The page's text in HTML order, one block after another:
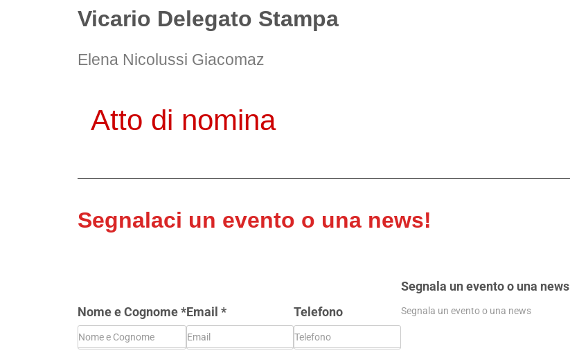
Vicario Delegato Stampa
Elena Nicolussi Giacomaz
Atto di nomina
Segnalaci un evento o una news!
Nome e Cognome*Email * Telefono
Segnala un evento o una news